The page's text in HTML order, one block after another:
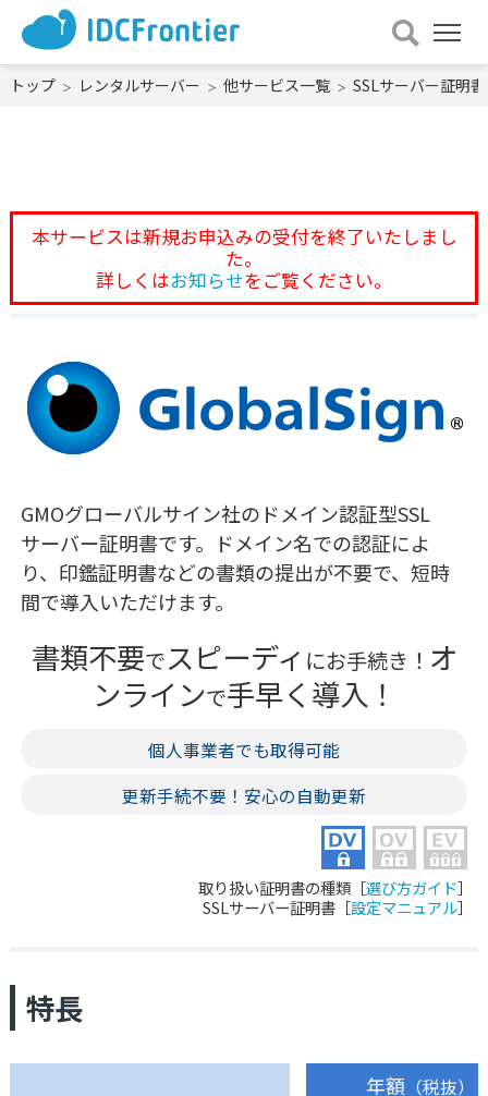
メ
を
トップ レンタルサーバー 他サービス一覧 SSLサーバー証明書
本サービスは新規お申込みの受付を終了いたしまし
た。
詳しくはお知らせをご覧ください。
GMOグローバルサイン社のドメイン認証型SSL
サーバー証明書です。ドメイン名での認証によ
り、印鑑証明書などの書類の提出が不要で、短時
間で導入いただけます。
書類不要でスピーディ にお手続き！ オ
ンラインで手早く導入！
個人事業者でも取得可能
更新手続不要！安心の自動更新
取り扱い証明書の種類［選び方ガイド］
SSLサーバー証明書［設定マニュアル］
特長
年額 （税抜）